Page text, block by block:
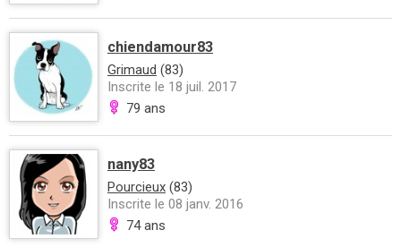
chiendamour83
Grimaud (83)
Inscrite le 18 juil. 2017
79 ans
nany83
Pourcieux (83)
Inscrite le 08 janv. 2016
74 ans